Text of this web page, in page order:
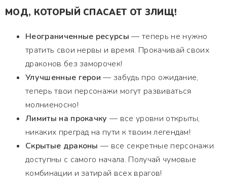
МОД, КОТОРЫЙ СПАСАЕТ ОТ ЗЛИЩ!
Неограниченные ресурсы — теперь не нужно
тратить свои нервы и время. Прокачивай своих
драконов без заморочек!
Улучшенные герои — забудь про ожидание,
теперь твои персонажи могут развиваться
молниеносно!
Лимиты на прокачку — все уровни открыты,
никаких преград на пути к твоим легендам!
Скрытые драконы — все секретные персонажи
доступны с самого начала. Получай чумовые
комбинации и затирай всех врагов!